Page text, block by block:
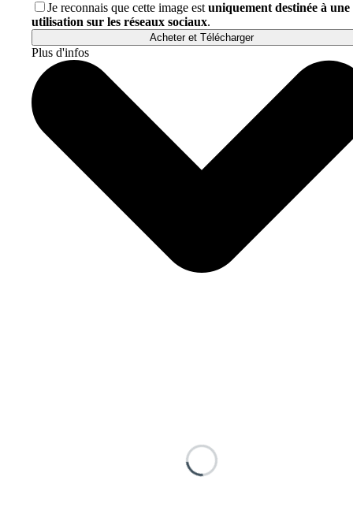
Je reconnais que cette image est uniquement destinée à une
utilisation sur les réseaux sociaux.
Acheter et Télécharger
Plus d'infos